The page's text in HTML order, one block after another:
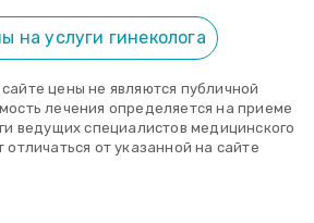
на услуги гинеколога
цены не являются публичной
лечения определяется на приеме
ведущих специалистов медицинского
отличаться от указанной на сайте